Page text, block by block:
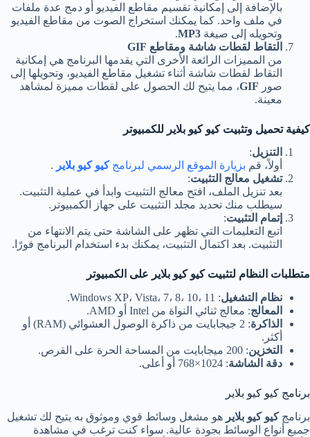
بالإضافة إلى إمكانية تقسيم مقاطع الفيديو أو دمج عدة ملفات
في ملف واحد. كما يمكنك استخراج الصوت من مقاطع الفيديو
وتحويله إلى صيغة MP3
.
التقاط لقطات شاشة ومقاطع GIF
من المميزات الرائعة الأخرى التي يقدمها البرنامج هي إمكانية
التقاط لقطات شاشة أثناء تشغيل مقاطع الفيديو، وتحويلها إلى
صور GIF، مما يتيح لك الحصول على لقطات مميزة لمشاهد
معينة.
كيفية تحميل وتثبيت كيو كيو بلاير للكمبيوتر
التنزيل:
أولاً، قم بزيارة الموقع الرسمي لبرنامجكيو كيو بلاير .
تشغيل معالج التثبيت:
بعد تنزيل الملف، افتح معالج التثبيت وابدأ في عملية التثبيت.
سيطلب منك تحديد مجلد التثبيت على جهاز الكمبيوتر.
إتمام التثبيت:
اتبع التعليمات التي تظهر على الشاشة حتى يتم الانتهاء من
التثبيت. بعد اكتمال التثبيت، يمكنك بدء استخدام البرنامج فورًا.
متطلبات النظام لتثبيت كيو كيو بلاير على الكمبيوتر
نظام التشغيل: Windows XP، Vista، 7، 8، 10، 11.
المعالج: معالج ثنائي النواة من Intel أو AMD.
الذاكرة
: 2 جيجابايت من ذاكرة الوصول العشوائي (RAM) أو
أكثر.
التخزين: 200 ميجابايت من المساحة الحرة على القرص.
دقة الشاشة: 1024×768 أو أعلى.
برنامج كيو كيو بلاير
برنامجكيو كيو بلاير هو مشغل وسائط قوي وموثوق به يتيح لك تشغيل
جميع أنواع الوسائط بجودة عالية. سواء كنت ترغب في مشاهدة